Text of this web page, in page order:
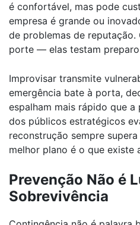
é confortável, mas pode
empresa é grande ou
de problemas de reputação.
porte — elas testam
Improvisar transmite
emergência bate à porta,
espalham mais rápido que
dos públicos estratégicos
reconstrução sempre
melhor plano é o que existe
Prevenção Não é
Sobrevivência